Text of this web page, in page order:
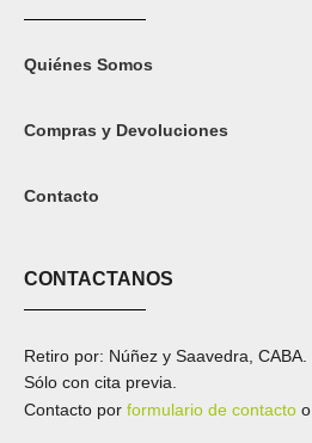
Quiénes Somos
Compras y Devoluciones
Contacto
CONTACTANOS
Retiro por: Núñez y Saavedra, CABA.
Sólo con cita previa.
Contacto por formulario de contacto o